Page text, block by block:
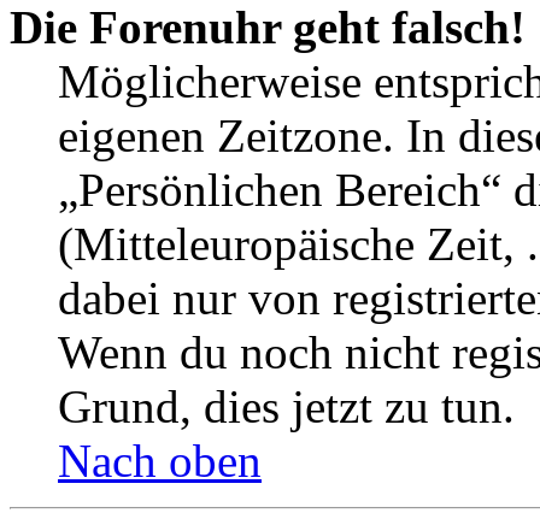
Die Forenuhr geht falsch!
Möglicherweise
eigenen Zeitzone. In
„Persönlichen Bereich“
(Mitteleuropäische Zeit,
dabei nur von
Wenn du noch nicht
Grund, dies jetzt zu tun.
Nach oben